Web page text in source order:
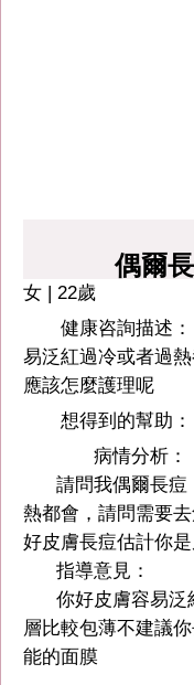
偶爾
女 | 22歲
健康咨詢描述
易泛紅過冷或者過
應該怎麼護理呢
想得到的幫助
病情分析：
請問我偶爾長痘
熱都會，請問需要
好皮膚長痘估計你是
指導意見：
你好皮膚容易泛
層比較包薄不建議
能的面膜